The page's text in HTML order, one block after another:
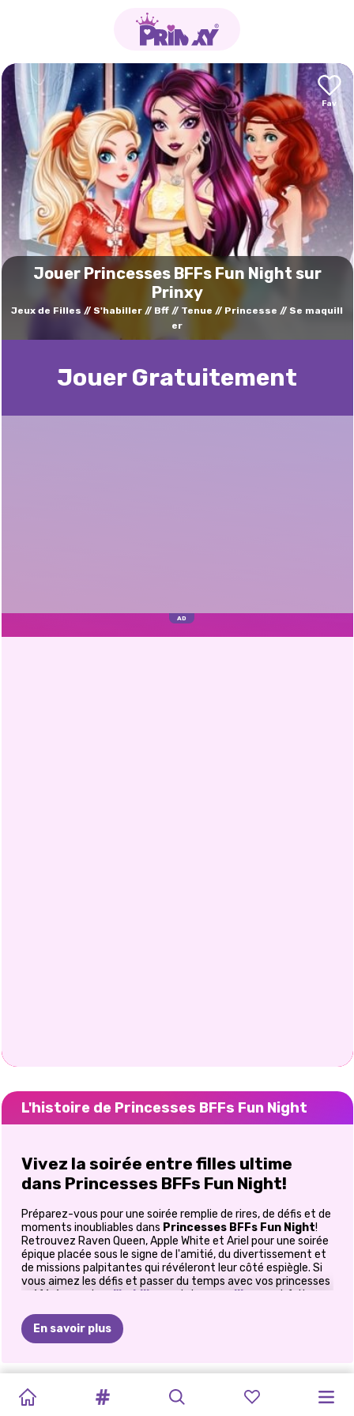
Jouer Princesses BFFs Fun Night sur
Prinxy
Jeux de Filles S'habiller Bff Tenue Princesse
Se maquill
er
Jouer Gratuitement
L'histoire de Princesses BFFs Fun Night
Vivez la soirée entre filles ultime
dans Princesses BFFs Fun Night!
Préparez-vous pour une soirée remplie de rires, de défis et de
moments inoubliables dans Princesses BFFs Fun Night!
Retrouvez Raven Queen, Apple White et Ariel pour une soirée
épique placée sous le signe de l'amitié, du divertissement et
de missions palpitantes qui révéleront leur côté espiègle. Si
vous aimez les défis et passer du temps avec vos princesses
préférées, ce jeu
d'habillage et de maquillage
est fait pour
Faites la connaissance du trio
Raven Queen, Apple White et Ariel ne sont pas seulement
meilleures amies, elles sont inséparables! Elles adorent
En savoir plus
PAILLETTES
GOTHIQUE
D&#39;OR
PRINCESSES
UGLY
VACANCES
UN
SŒURS
NOUVEL
SOIRÉE
MARIAGE
PRINCESSE
LES